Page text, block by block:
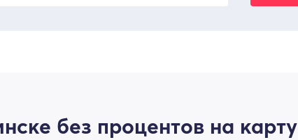
без процентов на карту